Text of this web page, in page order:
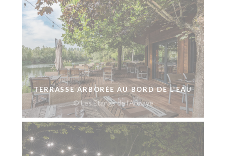
TERRASSE ARBORÉE AU BORD DE L'EAU
© Les Etangs de l'Abbaye